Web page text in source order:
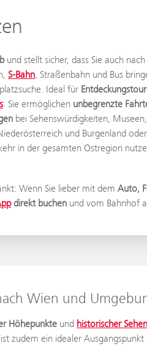
und stellt sicher, dass Sie auch
S-Bahn , Straßenbahn und Bus
Ideal für
: Sie ermöglichen unbegrenzte
bei Sehenswürdigkeiten,
und Burgenland
in der gesamten Ostregion
Wenn Sie lieber mit dem Auto,
direkt buchen und vom Bahnhof
Wien und
Höhepunkte und historischer
zudem ein idealer